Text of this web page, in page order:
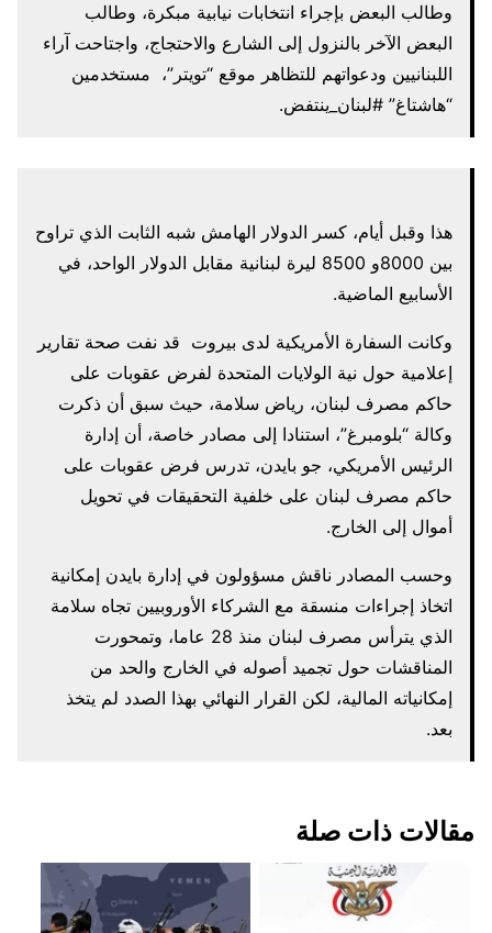
وطالب البعض بإجراء انتخابات نيابية مبكرة، وطالب
البعض الآخر بالنزول إلى الشارع والاحتجاج، واجتاحت آراء
اللبنانيين ودعواتهم للتظاهر موقع “تويتر”، مستخدمين
“هاشتاغ” #لبنان_ينتفض.
هذا وقبل أيام، كسر الدولار الهامش شبه الثابت الذي تراوح
بين 8000و 8500 ليرة لبنانية مقابل الدولار الواحد، في
الأسابيع الماضية.
وكانت السفارة الأمريكية لدى بيروت قد نفت صحة تقارير
إعلامية حول نية الولايات المتحدة لفرض عقوبات على
حاكم مصرف لبنان، رياض سلامة، حيث سبق أن ذكرت
وكالة “بلومبرغ”، استنادا إلى مصادر خاصة، أن إدارة
الرئيس الأمريكي، جو بايدن، تدرس فرض عقوبات على
حاكم مصرف لبنان على خلفية التحقيقات في تحويل
أموال إلى الخارج.
وحسب المصادر ناقش مسؤولون في إدارة بايدن إمكانية
اتخاذ إجراءات منسقة مع الشركاء الأوروبيين تجاه سلامة
الذي يترأس مصرف لبنان منذ 28 عاما، وتمحورت
المناقشات حول تجميد أصوله في الخارج والحد من
إمكانياته المالية، لكن القرار النهائي بهذا الصدد لم يتخذ
بعد.
مقالات ذات صلة